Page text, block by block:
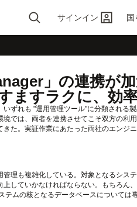
サインイン 国
」の連携が
ますラクに、効率
ずれも "運用管理ツール"に分類される
では、両者を連携させてこそ双方の利
た。実証作業にあたった両社のエンジ
理も複雑化している。対象となるシス
していかなければならない。もちろん
ムの核となるデータベースについては